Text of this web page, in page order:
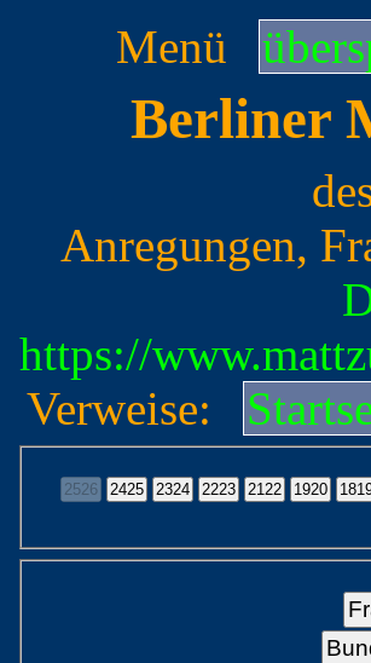
Menü
Berliner
Anregungen,
https://
Verweise: